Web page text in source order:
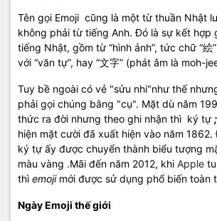
Tên gọi Emoji cũng là một từ thuần Nhật
không phải từ tiếng Anh. Đó là sự kết hợp
tiếng Nhật, gồm từ “hình ảnh”, tức chữ “絵
với “văn tự”, hay “文字” (phát âm là moh-
Tuy bề ngoài có vẻ "sửu nhi"như thế
phải gọi chúng bằng "cụ". Mặt dù năm
thức ra đời nhưng theo ghi nhận thì ký tự
hiện mặt cười đã xuất hiện vào năm
ký tự ấy được chuyển thành biểu tượng
màu vàng .Mãi đến năm 2012, khi Apple
thì emojimới được sử dụng phổ biến toàn
Ngày Emoji thế giới